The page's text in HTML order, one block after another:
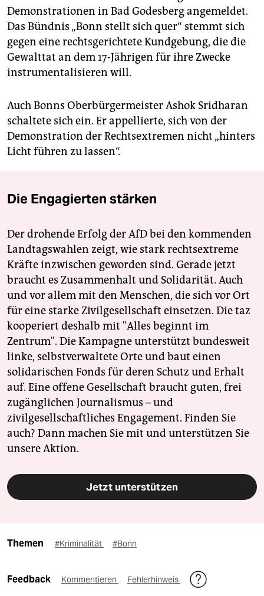
Demonstrationen in Bad Godesberg angemeldet.
Das Bündnis „Bonn stellt sich quer“ stemmt sich
gegen eine rechtsgerichtete Kundgebung, die die
Gewalttat an dem 17-Jährigen für ihre Zwecke
instrumentalisieren will.
Auch Bonns Oberbürgermeister Ashok Sridharan
schaltete sich ein. Er appellierte, sich von der
Demonstration der Rechtsextremen nicht „hinters
Licht führen zu lassen“.
Die Engagierten stärken
Der drohende Erfolg der AfD bei den kommenden
Landtagswahlen zeigt, wie stark rechtsextreme
Kräfte inzwischen geworden sind. Gerade jetzt
braucht es Zusammenhalt und Solidarität. Auch
und vor allem mit den Menschen, die sich vor Ort
für eine starke Zivilgesellschaft einsetzen. Die taz
kooperiert deshalb mit "Alles beginnt im
Zentrum". Die Kampagne unterstützt bundesweit
linke, selbstverwaltete Orte und baut einen
solidarischen Fonds für deren Schutz und Erhalt
auf. Eine offene Gesellschaft braucht guten, frei
zugänglichen Journalismus – und
zivilgesellschaftliches Engagement. Finden Sie
auch? Dann machen Sie mit und unterstützen Sie
unsere Aktion.
Jetzt unterstützen
Themen #Kriminalität #Bonn
Feedback Kommentieren Fehlerhinweis